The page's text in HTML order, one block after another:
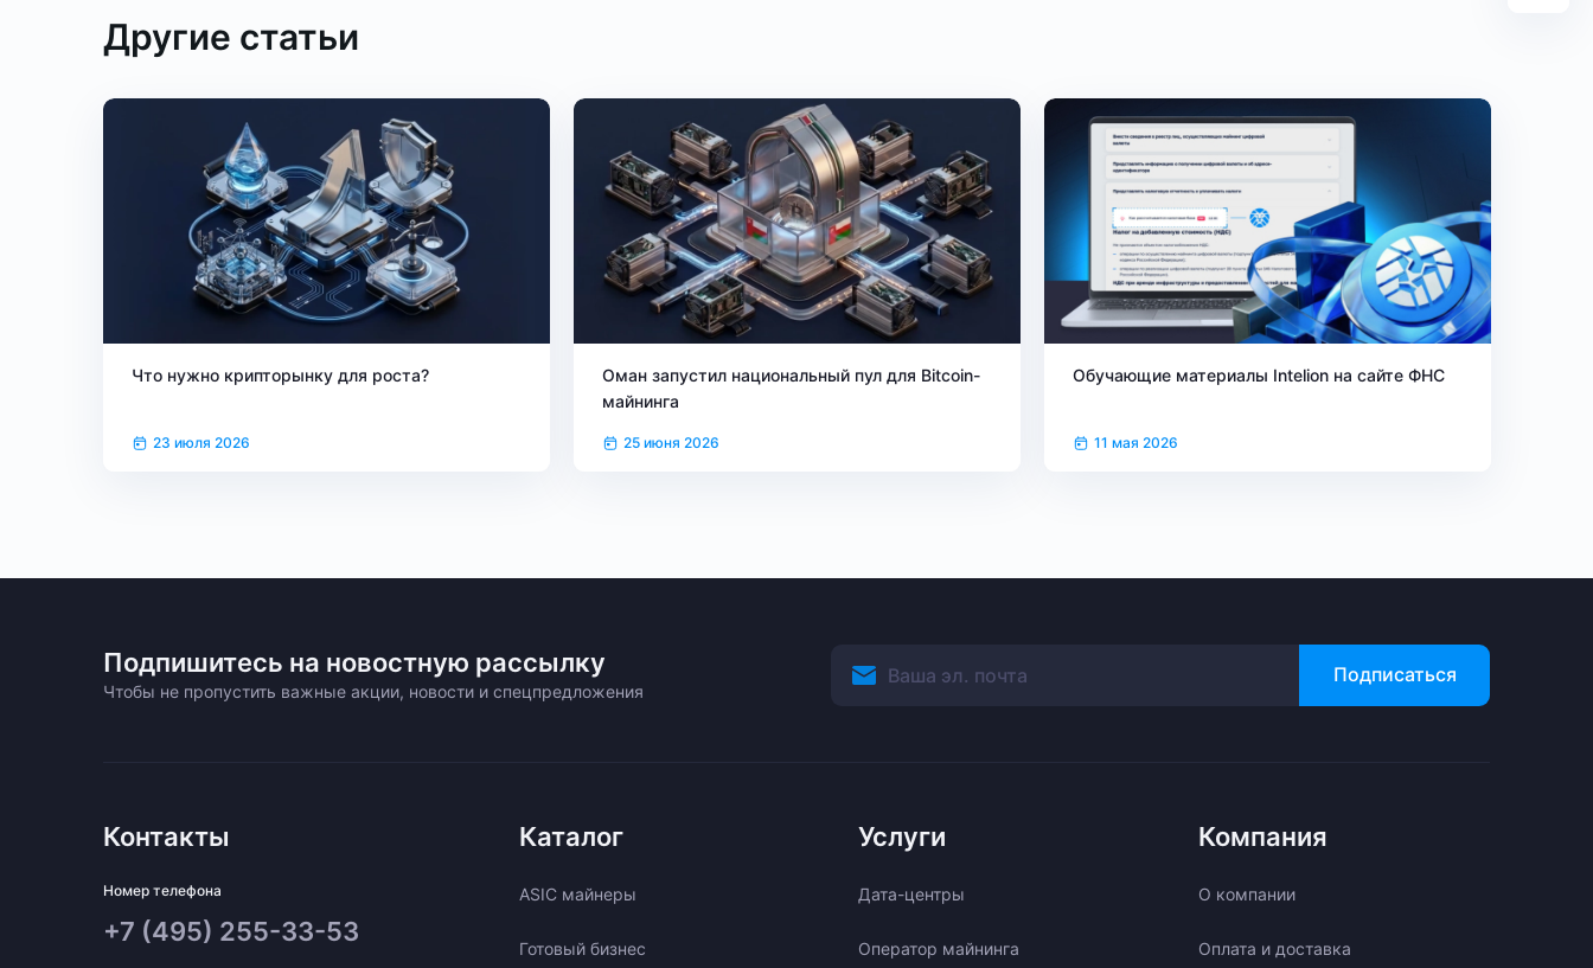
Другие статьи
Что нужно крипторынку для роста?
23 июля 2026
Оман запустил национальный пул для Bitcoin-
майнинга
25 июня 2026
Обучающие материалы Intelion на сайте ФНС
11 мая 2026
Подпишитесь на новостную рассылку
Чтобы не пропустить важные акции, новости и спецпредложения
Подписаться
Контакты
Номер телефона
+7 (495) 255-33-53
Каталог
ASIC майнеры
Готовый бизнес
Услуги
Дата-центры
Оператор майнинга
Компания
О компании
Оплата и доставка